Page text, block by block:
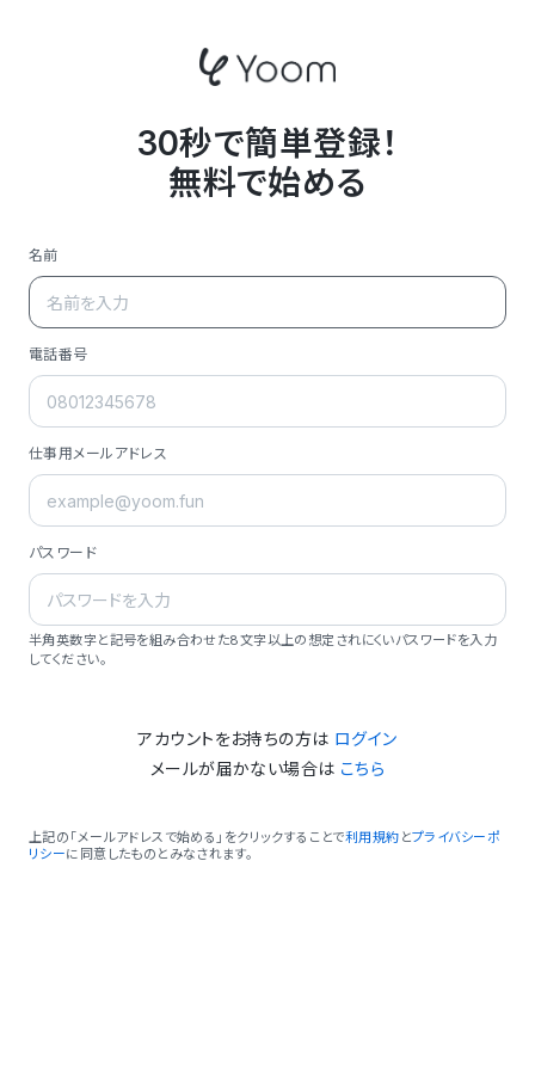
30秒で簡単登録！
無料で始める
名前
電話番号
仕事用メールアドレス
パスワード
半角英数字と記号を組み合わせた8文字以上の想定されにくいパスワードを入力
してください。
アカウントをお持ちの方は ログイン
メールが届かない場合は こちら
上記の「メールアドレスで始める」をクリックすることで利用規約 とプライバシーポ
リシーに同意したものとみなされます。